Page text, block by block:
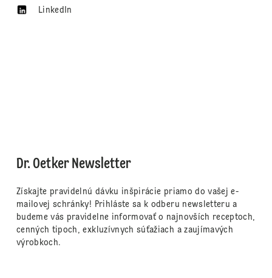
LinkedIn
Dr. Oetker Newsletter
Získajte pravidelnú dávku inšpirácie priamo do vašej e-
mailovej schránky! Prihláste sa k odberu newsletteru a
budeme vás pravidelne informovať o najnovších receptoch,
cenných tipoch, exkluzívnych súťažiach a zaujímavých
výrobkoch.